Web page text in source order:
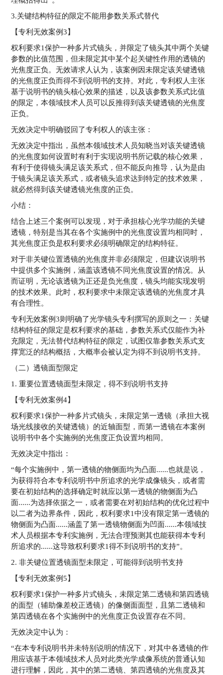
3.关键结构特征的限定不能用参数关系式替代
【专利无效案例3】
权利要求1保护一种多片式镜头，并限定了镜头其中两个关键
参数的比值范围，但未限定其中某个起关键性作用的透镜的
光焦度正负。无效请求人认为，该案例因未限定该关键透镜
的光焦度正负而得不到说明书的支持。对此，专利权人主张
基于说明书的镜头核心效果的描述，以及该参数关系式比值
的限定，本领域技术人员可以反推得到该关键透镜的光焦度
正负。
无效决定中明确驳回了专利权人的该主张：
无效决定中指出，虽然本领域技术人员知晓当对该关键透镜
的光焦度如何设置时有利于实现说明书所记载的核心效果，
有利于使得镜头满足该关系式，但不能反向推导，认为是由
于镜头满足该关系式，或者镜头追求达到特定的技术效果，
就必然得到该关键透镜光焦度的正负。
小结：
结合上述三个案例可以发现，对于承担核心光学功能的关键
透镜，特别是当其在各个实施例中的光焦度设置均相同时，
其光焦度正负是权利要求必须明确限定的结构特征。
对于非关键位置透镜的光焦度并非必须限定，但建议说明书
中提供多个实施例，涵盖该透镜不同光焦度设置的情况。从
而证明，无论该透镜为正还是负光焦度，镜头均能实现发明
的技术效果。此时，权利要求中未限定该透镜的光焦度才具
有合理性。
专利无效案例3则明确了光学镜头专利撰写的原则之一：关键
结构特征的限定是权利要求的基础，参数关系式仅能作为补
充限定，无法替代结构特征的限定，试图仅靠参数关系式支
撑宽泛的结构概括，大概率会被认定为得不到说明书支持。
（二）透镜面型限定
1. 重要位置透镜面型未限定，得不到说明书支持
【专利无效案例4】
权利要求1保护一种多片式镜头，未限定第一透镜（承担大视
场光线接收的关键透镜）的近轴面型，而第一透镜在本案例
说明书中各个实施例的光焦度正负设置均相同。
无效决定中指出：
“每个实施例中，第一透镜的物侧面均为凸面......也就是说，
为获得符合本专利说明书中所追求的光学成像镜头，或者需
要在初始结构的选择确定时就应以第一透镜的物侧面为凸
面......为选择依据之一，或者需要在对初始结构的优化过程中
以二者为边界条件，因此，权利要求1中没有限定第一透镜的
物侧面为凸面......涵盖了第一透镜物侧面为凹面......本领域技
术人员根据本专利实施例，无法合理预测其也能获得本专利
所追求的......这导致权利要求1得不到说明书的支持”。
2. 非关键位置透镜面型未限定，可能得到说明书支持
【专利无效案例5】
权利要求1保护一种多片式镜头，未限定第二透镜和第四透镜
的面型（辅助像差校正透镜）的像侧面面型，且第二透镜和
第四透镜在各个实施例中的光焦度正负设置存在不同。
无效决定中认为：
“在本专利说明书并未特别说明的情况下，对其中各透镜的作
用应该基于本领域技术人员对此类光学成像系统的普通认知
进行理解，因此，其中的第二透镜、第四透镜的光焦度及其